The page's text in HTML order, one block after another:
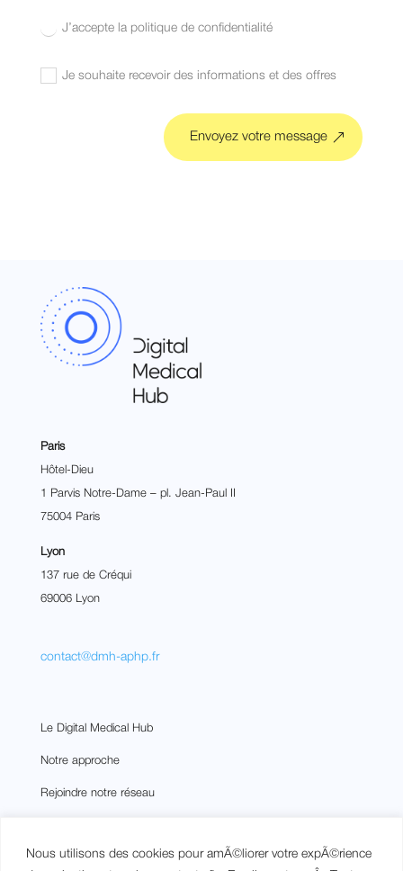
Nous utilisons des cookies pour amÃ©liorer votre expÃ©rience
J’accepte la politique de confidentialité
Je souhaite recevoir des informations et des offres
Envoyez votre message
Paris
Hôtel-Dieu
1 Parvis Notre-Dame – pl. Jean-Paul II
75004 Paris
Lyon
137 rue de Créqui
69006 Lyon
contact@dmh-aphp.fr
Le Digital Medical Hub
Notre approche
Rejoindre notre réseau